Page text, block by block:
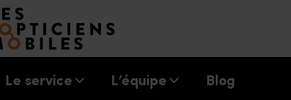
à notre page d'accueil
Le service L’équipe Blog